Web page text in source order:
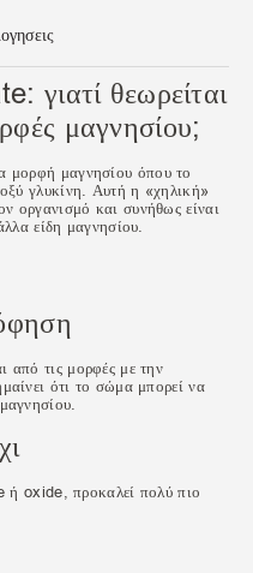
γιατί θεωρείται
μαγνησίου;
μορφή μαγνησίου όπου το
γλυκίνη. Αυτή η «χηλική»
οργανισμό και συνήθως είναι
είδη μαγνησίου.
τις μορφές με την
ότι το σώμα μπορεί να
ή oxide, προκαλεί πολύ πιο